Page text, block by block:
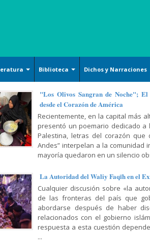
literarios
Biblioteca
Islam básico
Derechos
Oración y Súplica
Filosofía y Gnosis
Sociología y Historia
Religión, Política y Ética
Mujer, Familia y Educación
Doctrina Islámica y Shiismo
Dichos y Narraciones
"Los Olivos Sangran de Noche";
desde el Corazón de América
Recientemente, en la capital más
presentó un poemario dedicado a
Palestina, letras del corazón que
Andes” interpelan a la comunidad
mayoría quedaron en un silencio
La Autoridad del Waliy Faqīh en el
Cualquier discusión sobre «la
de las fronteras del país que
abordarse después de haber
relacionados con el gobierno
respuesta a esta cuestión
...